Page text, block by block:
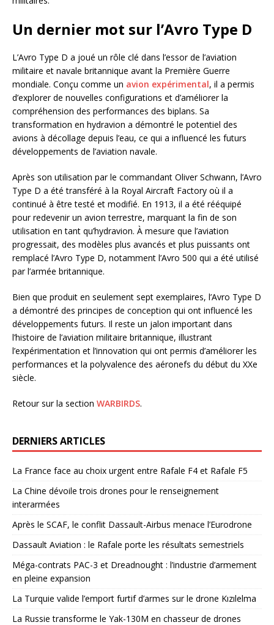
Un dernier mot sur l’Avro Type D
L’Avro Type D a joué un rôle clé dans l’essor de l’aviation
militaire et navale britannique avant la Première Guerre
mondiale. Conçu comme un avion expérimental, il a permis
d’explorer de nouvelles configurations et d’améliorer la
compréhension des performances des biplans. Sa
transformation en hydravion a démontré le potentiel des
avions à décollage depuis l’eau, ce qui a influencé les futurs
développements de l’aviation navale.
Après son utilisation par le commandant Oliver Schwann, l’Avro
Type D a été transféré à la Royal Aircraft Factory où il a
continué à être testé et modifié. En 1913, il a été rééquipé
pour redevenir un avion terrestre, marquant la fin de son
utilisation en tant qu’hydravion. À mesure que l’aviation
progressait, des modèles plus avancés et plus puissants ont
remplacé l’Avro Type D, notamment l’Avro 500 qui a été utilisé
par l’armée britannique.
Bien que produit en seulement sept exemplaires, l’Avro Type D
a démontré des principes de conception qui ont influencé les
développements futurs. Il reste un jalon important dans
l’histoire de l’aviation militaire britannique, illustrant
l’expérimentation et l’innovation qui ont permis d’améliorer les
performances et la polyvalence des aéronefs du début du XXe
siècle.
Retour sur la section WARBIRDS.
DERNIERS ARTICLES
La France face au choix urgent entre Rafale F4 et Rafale F5
La Chine dévoile trois drones pour le renseignement
interarmées
Après le SCAF, le conflit Dassault-Airbus menace l’Eurodrone
Dassault Aviation : le Rafale porte les résultats semestriels
Méga-contrats PAC-3 et Dreadnought : l’industrie d’armement
en pleine expansion
La Turquie valide l’emport furtif d’armes sur le drone Kızılelma
La Russie transforme le Yak-130M en chasseur de drones